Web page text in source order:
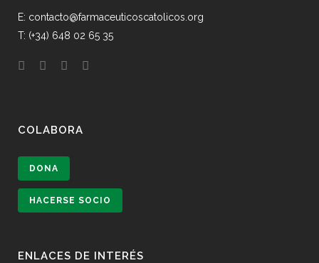
E: contacto@farmaceuticoscatolicos.org
T: (+34) 648 02 65 35
COLABORA
DONA
HACERSE SOCIO
ENLACES DE INTERÉS